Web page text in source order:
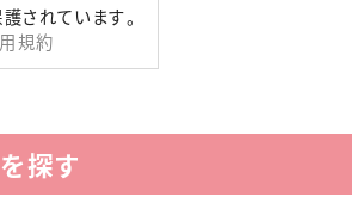
されています。
規約
探す